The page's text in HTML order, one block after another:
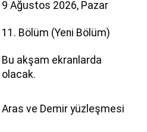
9 Ağustos 2026, Pazar
11. Bölüm (Yeni Bölüm)
Bu akşam ekranlarda
olacak.
Aras ve Demir yüzleşmesi